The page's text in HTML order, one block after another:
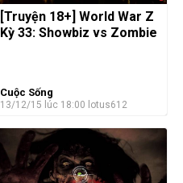
[Truyện 18+] World War Z
Kỳ 33: Showbiz vs Zombie
Cuộc Sống
13/12/15 lúc 18:00 lotus612